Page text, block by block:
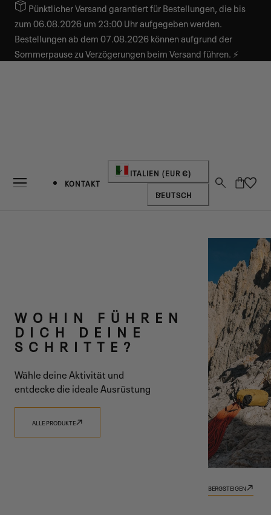
SPRINGEN
Pünktlicher Versand garantiert für Bestellungen, die bis
zum 06.08.2026 um 23:00 Uhr aufgegeben werden.
Bestellungen ab dem 07.08.2026 können aufgrund der
Sommerpause zu Verzögerungen beim Versand führen. ⚡
KONTAKT
Land/Region
ITALIEN (EUR €)
Sprache
DEUTSCH
Warenkorb
ZWEI LINIEN
EINE VISION
ENTDECKE TRADIZIONE
WOHIN FÜHREN
DICH DEINE
SCHRITTE?
Wähle deine Aktivität und
entdecke die ideale Ausrüstung
ALLE PRODUKTE
BERGSTEIGEN